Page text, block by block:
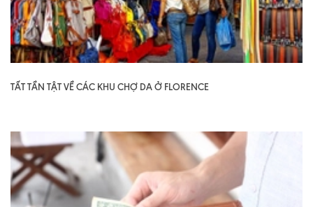
TẤT TẦN TẬT VỀ CÁC KHU CHỢ DA Ở FLORENCE